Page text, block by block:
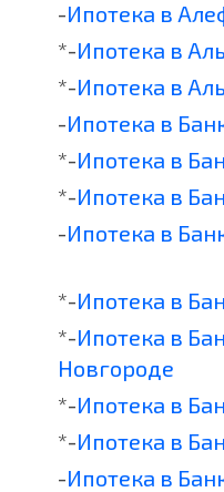
-Ипотека в
*-Ипотека в
*-Ипотека в
-Ипотека в
*-Ипотека в
*-Ипотека в
-Ипотека в
*-Ипотека в
*-Ипотека в
Новгороде
*-Ипотека в
*-Ипотека в
-Ипотека в